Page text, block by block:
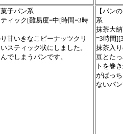
子パン系
ィック[難易度=中[時間=3時
甘いきなこピーナッツクリ
スティック状にしました。
でしまうパンです。
【パン
系
抹茶大
=3時間
抹茶入
豆とた
トを巻
がばっ
ないパ